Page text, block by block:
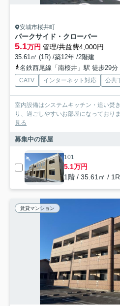
安城市桜井町
パークサイド・クローバー
5.1万円 管理/共益費4,000円
35.61㎡ (1R) /築12年 /2階建
名鉄西尾線「南桜井」駅 徒歩29分
CATV インターネット対応 公共
室内設備はシステムキッチン・追い焚
り、過ごしやすいお部屋になっており
見る
募集中の部屋
101
5.1万円
1階 / 35.61㎡ / 1R
賃貸マンション